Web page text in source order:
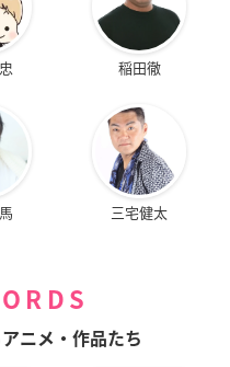
稲田徹
三宅健太
ニメ・作品たち